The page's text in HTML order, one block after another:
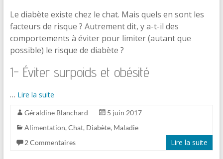
Le diabète existe chez le chat. Mais quels en sont les
facteurs de risque ? Autrement dit, y a-t-il des
comportements à éviter pour limiter (autant que
possible) le risque de diabète ?
1- Éviter surpoids et obésité
… Lire la suite
Géraldine Blanchard
5 juin 2017
Alimentation, Chat, Diabète, Maladie
2 Commentaires
Lire la suite